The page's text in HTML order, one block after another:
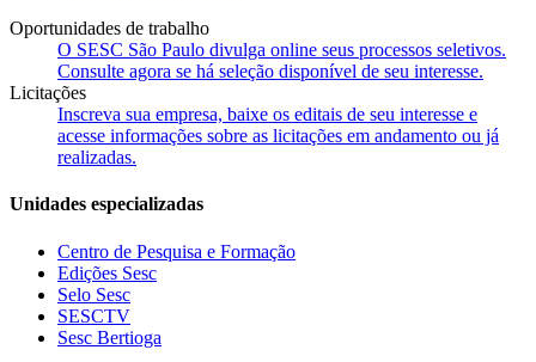
Oportunidades de trabalho
O SESC São Paulo divulga online seus processos seletivos.
Consulte agora se há seleção disponível de seu interesse.
Licitações
Inscreva sua empresa, baixe os editais de seu interesse e
acesse informações sobre as licitações em andamento ou já
realizadas.
Unidades especializadas
Centro de Pesquisa e Formação
Edições Sesc
Selo Sesc
SESCTV
Sesc Bertioga